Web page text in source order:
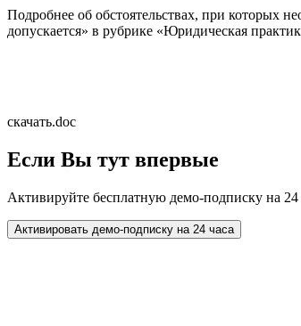
Подробнее об обстоятельствах, при которых
допускается» в рубрике «Юридическая
скачать.doc
Если Вы тут впервые
Активируйте бесплатную демо-подписку на 24